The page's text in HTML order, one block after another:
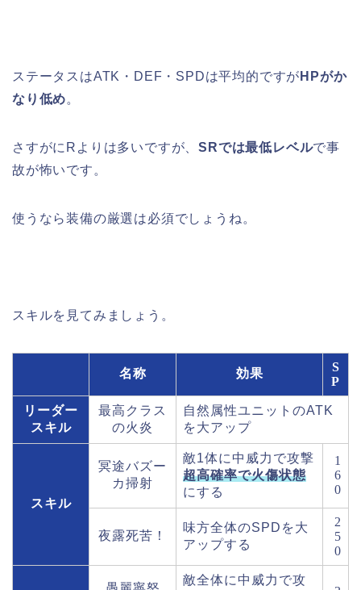
ステータスはATK・DEF・SPDは平均的ですが HPがか
なり低め。
さすがにRよりは多いですが、SRでは最低レベルで事
故が怖いです。
使うなら装備の厳選は必須でしょうね。
スキルを見てみましょう。
名称 効果
S
P
リーダー
スキル
最高クラス
の火炎
自然属性ユニットのATK
を大アップ
スキル
冥途バズー
カ掃射
敵1体に中威力で攻撃
超高確率で火傷状態
にする
1
6
0
夜露死苦！
味方全体のSPDを大
アップする
2
5
0
敵全体に中威力で攻